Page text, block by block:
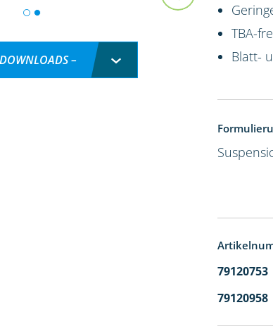
–
TBA-
Blatt-
79120753
79120958